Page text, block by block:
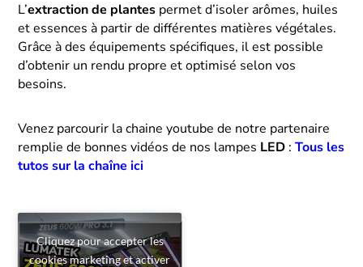
L’extraction de plantes permet d’isoler arômes, huiles
et essences à partir de différentes matières végétales.
Grâce à des équipements spécifiques, il est possible
d’obtenir un rendu propre et optimisé selon vos
besoins.
Venez parcourir la chaine youtube de notre partenaire
remplie de bonnes vidéos de nos lampes LED :Tous les
tutos sur la chaîne ici
Cliquez pour accepter les
cookies marketing et activer